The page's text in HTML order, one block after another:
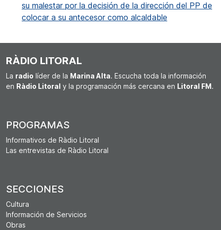
su malestar por la decisión de la dirección del PP de
colocar a su antecesor como alcaldable
RÀDIO LITORAL
La radio líder de la Marina Alta. Escucha toda la información
en Ràdio Litoral y la programación más cercana en Litoral FM .
PROGRAMAS
Informativos de Ràdio Litoral
Las entrevistas de Ràdio Litoral
SECCIONES
Cultura
Información de Servicios
Obras